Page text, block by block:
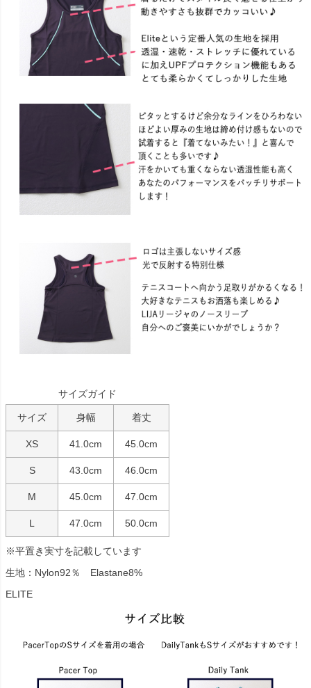
サイズガイド
サイズ 身幅 着丈
XS 41.0cm 45.0cm
S 43.0cm 46.0cm
M 45.0cm 47.0cm
L 47.0cm 50.0cm
※平置き実寸を記載しています
生地：Nylon92％ Elastane8%
ELITE